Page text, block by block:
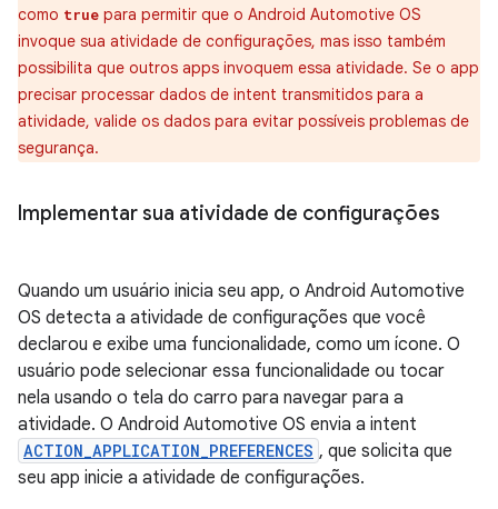
como true para permitir que o Android Automotive OS
invoque sua atividade de configurações, mas isso também
possibilita que outros apps invoquem essa atividade. Se o app
precisar processar dados de intent transmitidos para a
atividade, valide os dados para evitar possíveis problemas de
segurança.
Implementar sua atividade de configurações
Quando um usuário inicia seu app, o Android Automotive
OS detecta a atividade de configurações que você
declarou e exibe uma funcionalidade, como um ícone. O
usuário pode selecionar essa funcionalidade ou tocar
nela usando o tela do carro para navegar para a
atividade. O Android Automotive OS envia a intent
ACTION_APPLICATION_PREFERENCES , que solicita que
seu app inicie a atividade de configurações.